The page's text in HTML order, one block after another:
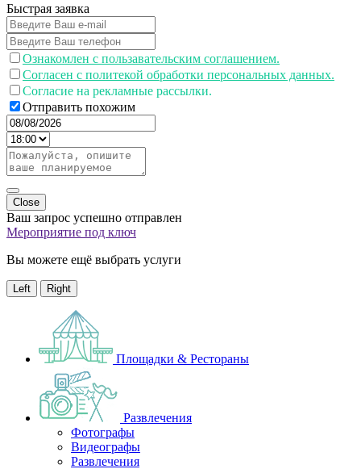
Быстрая заявка
Ознакомлен с пользавательским соглашением.
Согласен с политекой обработки персональных данных.
Согласие на рекламные рассылки.
Отправить похожим
Close
Ваш запрос успешно отправлен
Мероприятие под ключ
Вы можете ещё выбрать услуги
Left Right
Площадки & Рестораны
Развлечения
Фотографы
Видеографы
Развлечения